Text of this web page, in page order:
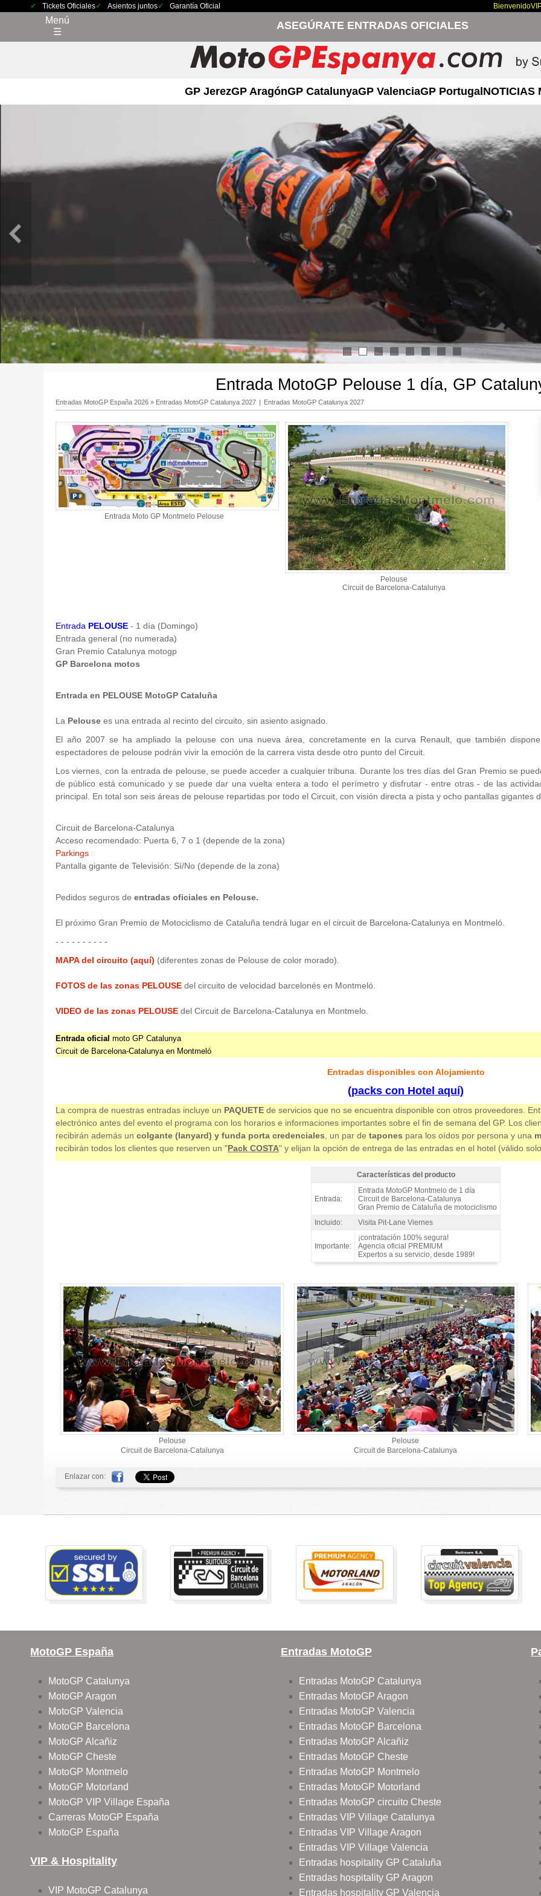
Tickets Oficiales Asientos juntos Garantía Oficial Bienvenido
Menú
☰
ASEGÚRATE ENTRADAS OFICIALES
GP JerezGP AragónGP CatalunyaGP ValenciaGP PortugalNOTICIAS
1 3 4
Entrada MotoGP Pelouse 1 día, GP
Entradas MotoGP España 2026 » Entradas MotoGP Catalunya 2027 | Entradas MotoGP Catalunya 2027
Entrada Moto GP Montmelo Pelouse
Pelouse
Circuit de Barcelona-Catalunya
Entrada PELOUSE - 1 día (Domingo)
Entrada general (no numerada)
Gran Premio Catalunya motogp
GP Barcelona motos
Entrada en PELOUSE MotoGP Cataluña
La Pelouse es una entrada al recinto del circuito, sin asiento asignado.
El año 2007 se ha ampliado la pelouse con una nueva área, concretamente en la curva Renault, que también
espectadores de pelouse podrán vivir la emoción de la carrera vista desde otro punto del Circuit.
Los viernes, con la entrada de pelouse, se puede acceder a cualquier tribuna. Durante los tres días del Gran Premio se
de público está comunicado y se puede dar una vuelta entera a todo el perímetro y disfrutar - entre otras - de las
principal. En total son seis áreas de pelouse repartidas por todo el Circuit, con visión directa a pista y ocho pantallas gigantes
Circuit de Barcelona-Catalunya
Acceso recomendado: Puerta 6, 7 o 1 (depende de la zona)
Parkings
Pantalla gigante de Televisión: Sí/No (depende de la zona)
Pedidos seguros de entradas oficiales en Pelouse.
El próximo Gran Premio de Motociclismo de Cataluña tendrá lugar en el circuit de Barcelona-Catalunya en Montmeló.
- - - - - - - - - -
MAPA del circuito (aquí) (diferentes zonas de Pelouse de color morado).
FOTOS de las zonas PELOUSE del circuito de velocidad barcelonés en Montmeló.
VIDEO de las zonas PELOUSE del Circuit de Barcelona-Catalunya en Montmelo.
Entrada oficial moto GP Catalunya
Circuit de Barcelona-Catalunya en Montmeló
Entradas disponibles con Alojamiento
(packs con Hotel aquí)
La compra de nuestras entradas incluye un PAQUETE de servicios que no se encuentra disponible con otros proveedores.
electrónico antes del evento el programa con los horarios e informaciones importantes sobre el fin de semana del GP. Los
recibirán además un colgante (lanyard) y funda porta credenciales , un par de tapones para los oídos por persona y una
recibirán todos los clientes que reserven un "Pack COSTA" y elijan la opción de entrega de las entradas en el hotel (válido
Entrada MotoGP Pelouse 1 día, GP Catalunya 2027 - Características
Características del producto
Entrada:
Entrada MotoGP Montmelo de 1 día
Circuit de Barcelona-Catalunya
Gran Premio de Cataluña de motociclismo
Incluido:
Visita Pit-Lane Viernes
Importante:
¡contratación 100% segura!
Agencia oficial PREMIUM
Expertos a su servicio, desde 1989!
Pelouse
Circuit de Barcelona-Catalunya
Pelouse
Circuit de Barcelona-Catalunya
Enlazar con:
MotoGP España
MotoGP Catalunya
MotoGP Aragon
MotoGP Valencia
MotoGP Barcelona
MotoGP Alcañiz
MotoGP Cheste
MotoGP Montmelo
MotoGP Motorland
MotoGP VIP Village España
Carreras MotoGP España
MotoGP España
VIP & Hospitality
VIP MotoGP Catalunya
Entradas MotoGP
Entradas MotoGP Catalunya
Entradas MotoGP Aragon
Entradas MotoGP Valencia
Entradas MotoGP Barcelona
Entradas MotoGP Alcañiz
Entradas MotoGP Cheste
Entradas MotoGP Montmelo
Entradas MotoGP Motorland
Entradas MotoGP circuito Cheste
Entradas VIP Village Catalunya
Entradas VIP Village Aragon
Entradas VIP Village Valencia
Entradas hospitality GP Cataluña
Entradas hospitality GP Aragon
Entradas hospitality GP Valencia